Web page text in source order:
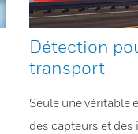
Détection
transport
Seule une véritable
des capteurs et